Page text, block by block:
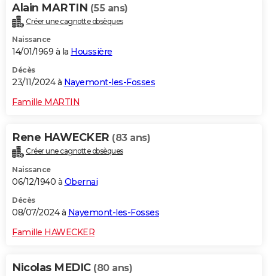
Alain MARTIN (55 ans)
Créer une cagnotte obsèques
Naissance
14/01/1969 à la Houssière
Décès
23/11/2024 à Nayemont-les-Fosses
Famille MARTIN
Rene HAWECKER (83 ans)
Créer une cagnotte obsèques
Naissance
06/12/1940 à Obernai
Décès
08/07/2024 à Nayemont-les-Fosses
Famille HAWECKER
Nicolas MEDIC (80 ans)